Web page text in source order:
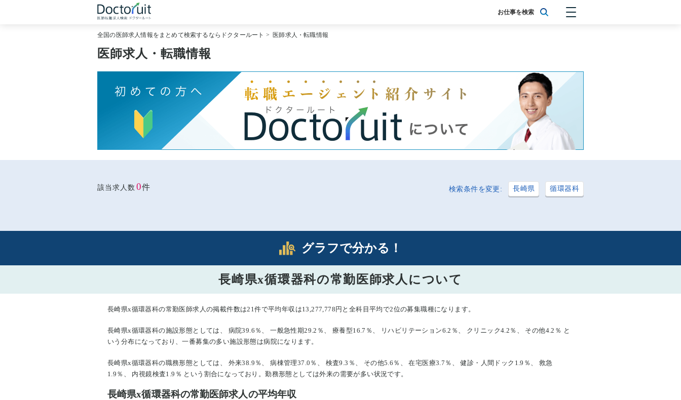
お仕事を検索
[常勤] 科目から探す
Doctoruitについて
運営者情報
プライバシーポリシー
全国の医師求人情報をまとめて検索するならドクタールート > 医師求人・転職情報
医師求人・転職情報
該当求人数 0件 検索条件を変更: 長崎県 循環器科
グラフで分かる！
長崎県x循環器科の常勤医師求人について
長崎県x循環器科の常勤医師求人の掲載件数は21件で平均年収は13,277,778円と全科目平均で2位の募集職種になります。
長崎県x循環器科の施設形態としては、 病院39.6％、 一般急性期29.2％、 療養型16.7％、 リハビリテーション6.2％、 クリニック4.2％、 その他4.2％ と
いう分布になっており、一番募集の多い施設形態は病院になります。
長崎県x循環器科の職務形態としては、 外来38.9％、 病棟管理37.0％、 検査9.3％、 その他5.6％、 在宅医療3.7％、 健診・人間ドック1.9％、 救急
1.9％、 内視鏡検査1.9％ という割合になっており。勤務形態としては外来の需要が多い状況です。
長崎県x循環器科の常勤医師求人の平均年収